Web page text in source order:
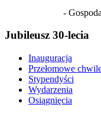
-
Jubileusz 30-lecia
Inauguracja
Przełomowe
Stypendyści
Wydarzenia
Osiągnięcia